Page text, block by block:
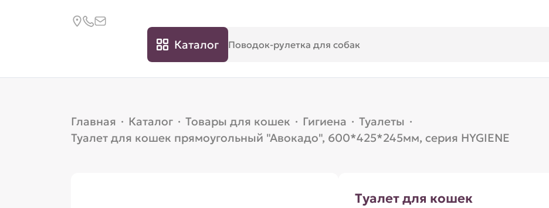
Каталог
Главная · Каталог · Товары для кошек · Гигиена · Туалеты ·
Туалет для кошек прямоугольный "Авокадо", 600*425*245мм, серия HYGIENE
Туалет для кошек